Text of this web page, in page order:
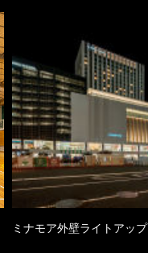
ミナモア外壁ライトアップ